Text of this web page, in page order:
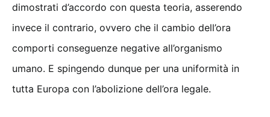
dimostrati d’accordo con questa teoria, asserendo
invece il contrario, ovvero che il cambio dell’ora
comporti conseguenze negative all’organismo
umano. E spingendo dunque per una uniformità in
tutta Europa con l’abolizione dell’ora legale.